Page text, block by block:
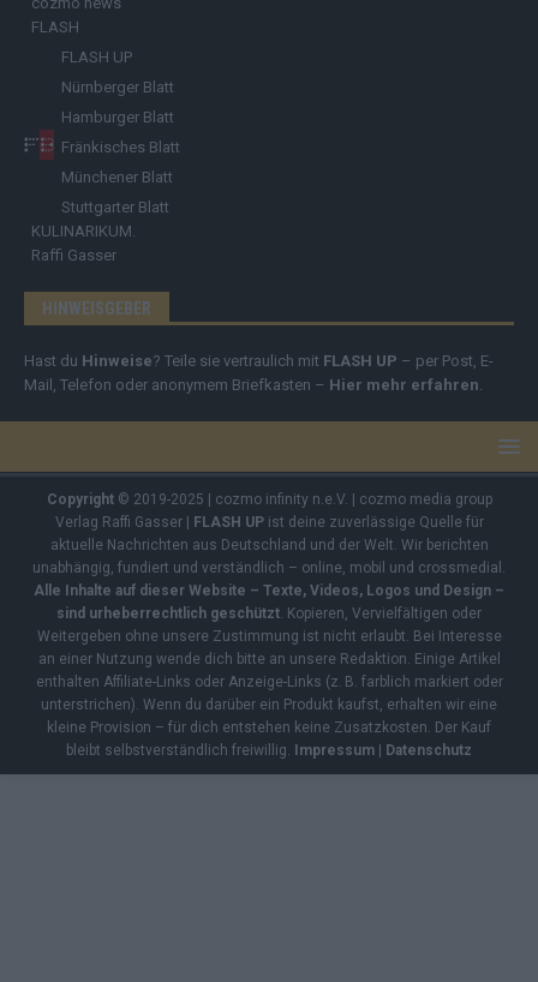
FLASH
FLASH UP
Nürnberger Blatt
Hamburger Blatt
Fränkisches Blatt
Münchener Blatt
Stuttgarter Blatt
KULINARIKUM.
Raffi Gasser
HINWEISGEBER
Hast du Hinweise? Teile sie vertraulich mit FLASH UP – per Post, E-
Mail, Telefon oder anonymem Briefkasten – Hier mehr erfahren
Copyright© 2019-2025 | cozmo infinity n.e.V. | cozmo media group
Verlag Raffi Gasser |
FLASH UPist deine zuverlässige Quelle für
aktuelle Nachrichten aus Deutschland und der Welt. Wir berichten
unabhängig, fundiert und verständlich – online, mobil und crossmedial.
Alle Inhalte auf dieser Website – Texte, Videos, Logos und Design –
sind urheberrechtlich geschützt. Kopieren, Vervielfältigen oder
Weitergeben ohne unsere Zustimmung ist nicht erlaubt. Bei Interesse
an einer Nutzung wende dich bitte an unsere Redaktion. Einige Artikel
enthalten Affiliate-Links oder Anzeige-Links (z. B. farblich markiert oder
unterstrichen). Wenn du darüber ein Produkt kaufst, erhalten wir eine
kleine Provision – für dich entstehen keine Zusatzkosten. Der Kauf
bleibt selbstverständlich freiwillig.
Impressum Datenschutz